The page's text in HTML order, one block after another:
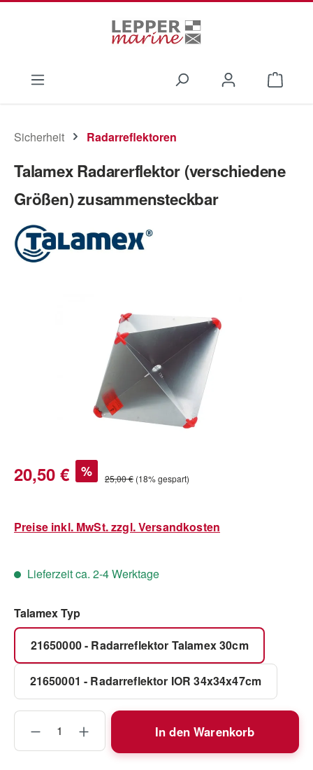
Sicherheit Radarreflektoren
Talamex Radarerflektor (verschiedene
Größen) zusammensteckbar
Verkaufspreis:
20,50 € % Regulärer Preis:
25,00 € (18% gespart)
Preise inkl. MwSt. zzgl. Versandkosten
Lieferzeit ca. 2-4 Werktage
Talamex Typauswählen
21650000 - Radarreflektor Talamex 30cm
21650001 - Radarreflektor IOR 34x34x47cm
Produkt Anzahl: Gib den gewünschten
In den Warenkorb